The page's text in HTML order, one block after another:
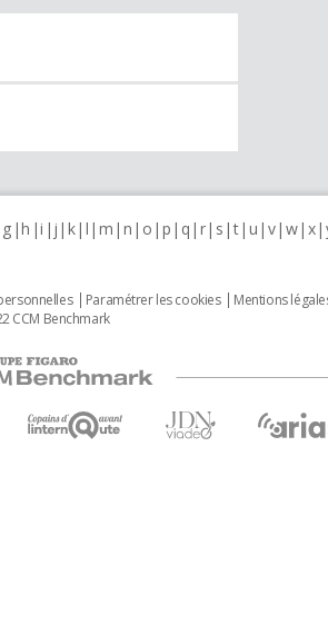
g h i j k l m n o p q r s t u v w x
Paramétrer les cookies Mentions
CCM Benchmark